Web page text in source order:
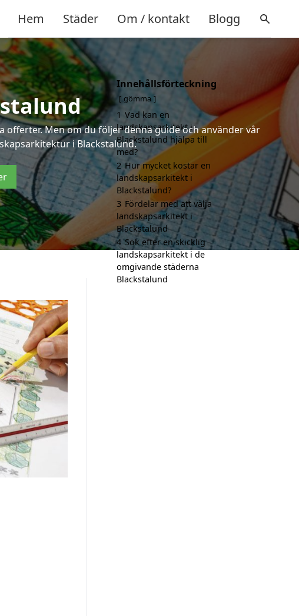
Hem Städer Om / kontakt Blogg
Men om du följer denna guide och använder vår
i Blackstalund.
Innehållsförteckning
gömma
1 Vad kan en
landskapsarkitekt i
Blackstalund hjälpa till
med?
2 Hur mycket kostar en
landskapsarkitekt i
Blackstalund?
3 Fördelar med att välja
landskapsarkitekt i
Blackstalund
4 Sök efter en skicklig
landskapsarkitekt i de
omgivande städerna
Blackstalund